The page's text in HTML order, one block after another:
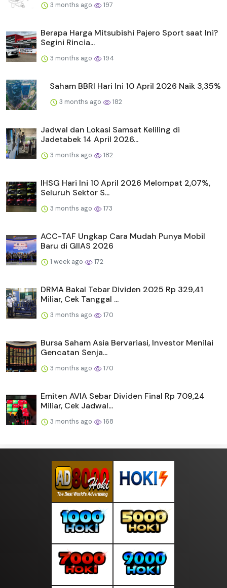
3 months ago 197
Berapa Harga Mitsubishi Pajero Sport saat Ini?
Segini Rincia...
3 months ago 194
Saham BBRI Hari Ini 10 April 2026 Naik 3,35%
3 months ago 182
Jadwal dan Lokasi Samsat Keliling di
Jadetabek 14 April 2026...
3 months ago 182
IHSG Hari Ini 10 April 2026 Melompat 2,07%,
Seluruh Sektor S...
3 months ago 173
ACC-TAF Ungkap Cara Mudah Punya Mobil
Baru di GIIAS 2026
1 week ago 172
DRMA Bakal Tebar Dividen 2025 Rp 329,41
Miliar, Cek Tanggal ...
3 months ago 170
Bursa Saham Asia Bervariasi, Investor Menilai
Gencatan Senja...
3 months ago 170
Emiten AVIA Sebar Dividen Final Rp 709,24
Miliar, Cek Jadwal...
3 months ago 168